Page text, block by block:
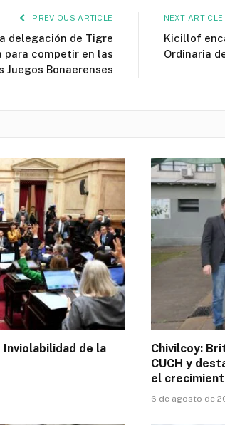
PREVIOUS ARTICLE
delegación de Tigre
para competir en las
Juegos Bonaerenses
NEXT ARTICLE
Kicillof
Ordinaria
Inviolabilidad de la
Chivilcoy:
CUCH y
el
6 de agosto de